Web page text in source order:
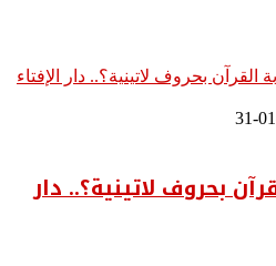
بحروف لاتينية؟.. دار